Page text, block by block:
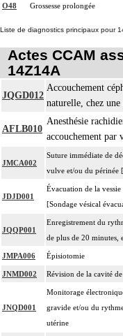
O48 Grossesse prolongée
Liste de diagnostics principaux pour
Actes CCAM
14Z14A
JQGD012
Accouchement
naturelle, chez
AFLB010
Anesthésie
accouchement par
JMCA002
Suture immédiate de
vulve et/ou du périnée
JDJD001
Évacuation de la
[Sondage vésical
JQQP001
Enregistrement du
de plus de 20 minutes,
JMPA006 Épisiotomie
JNMD002 Révision de la cavité
JNQD001
Monitorage
gravide et/ou du
utérine